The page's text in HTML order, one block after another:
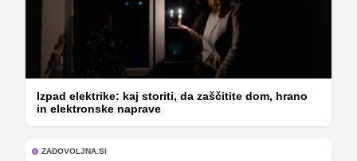
Izpad elektrike: kaj storiti, da zaščitite dom, hrano
in elektronske naprave
ZADOVOLJNA.SI